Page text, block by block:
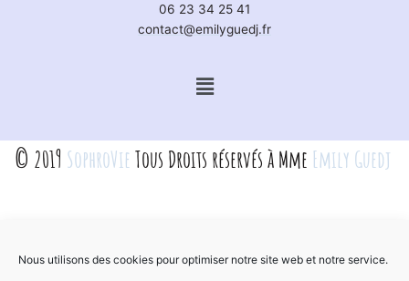
Nous utilisons des cookies pour optimiser notre site web et notre service.
06 23 34 25 41
contact@emilyguedj.fr
Menu
© 2019 SophroVieTous Droits réservés à Mme Emily Guedj